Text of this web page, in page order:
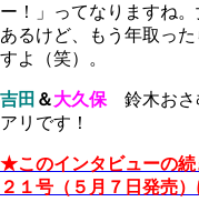
ー！」ってなりますね
あるけど、もう年取っ
すよ（笑）。
吉田 ＆大久保 鈴木おさ
アリです！
★このインタビューの続
２１号（５月７日発売